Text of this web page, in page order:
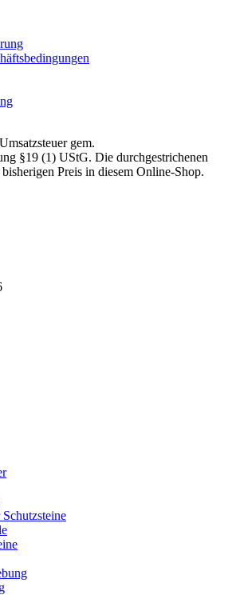
gem.
§19 (1) UStG. Die durchgestrichenen
Preis in diesem Online-Shop.